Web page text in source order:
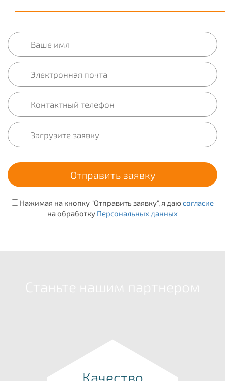
Нажимая на кнопку "Отправить заявку", я даю согласие
на обработку Персональных данных
Качество